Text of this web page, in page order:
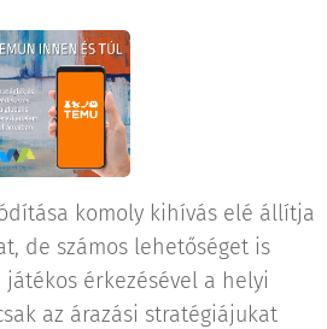
komoly kihívás elé állítja
de számos lehetőséget is
játékos érkezésével a helyi
az árazási stratégiájukat